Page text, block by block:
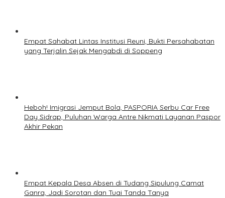
Empat Sahabat Lintas Institusi Reuni, Bukti Persahabatan
yang Terjalin Sejak Mengabdi di Soppeng
Heboh! Imigrasi Jemput Bola, PASPORIA Serbu Car Free
Day Sidrap, Puluhan Warga Antre Nikmati Layanan Paspor
Akhir Pekan
Empat Kepala Desa Absen di Tudang Sipulung Camat
Ganra, Jadi Sorotan dan Tuai Tanda Tanya